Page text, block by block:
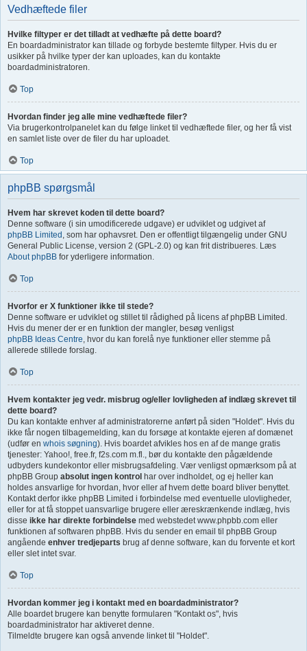
Vedhæftede filer
Hvilke filtyper er det tilladt at vedhæfte på dette board?
En boardadministrator kan tillade og forbyde bestemte filtyper. Hvis du er
usikker på hvilke typer der kan uploades, kan du kontakte
boardadministratoren.
Top
Hvordan finder jeg alle mine vedhæftede filer?
Via brugerkontrolpanelet kan du følge linket til vedhæftede filer, og her få vist
en samlet liste over de filer du har uploadet.
Top
phpBB spørgsmål
Hvem har skrevet koden til dette board?
Denne software (i sin umodificerede udgave) er udviklet og udgivet af
phpBB Limited , som har ophavsret. Den er offentligt tilgængelig under GNU
General Public License, version 2 (GPL-2.0) og kan frit distribueres. Læs
About phpBB for yderligere information.
Top
Hvorfor er X funktioner ikke til stede?
Denne software er udviklet og stillet til rådighed på licens af phpBB Limited.
Hvis du mener der er en funktion der mangler, besøg venligst
phpBB Ideas Centre, hvor du kan forelå nye funktioner eller stemme på
allerede stillede forslag.
Top
Hvem kontakter jeg vedr. misbrug og/eller lovligheden af indlæg skrevet til
dette board?
Du kan kontakte enhver af administratorerne anført på siden "Holdet". Hvis du
ikke får nogen tilbagemelding, kan du forsøge at kontakte ejeren af domænet
(udfør en whois søgning). Hvis boardet afvikles hos en af de mange gratis
tjenester: Yahoo!, free.fr, f2s.com m.fl., bør du kontakte den pågældende
udbyders kundekontor eller misbrugsafdeling. Vær venligst opmærksom på at
phpBB Group absolut ingen kontrol har over indholdet, og ej heller kan
holdes ansvarlige for hvordan, hvor eller af hvem dette board bliver benyttet.
Kontakt derfor ikke phpBB Limited i forbindelse med eventuelle ulovligheder,
eller for at få stoppet uansvarlige brugere eller æreskrænkende indlæg, hvis
disse ikke har direkte forbindelse med webstedet www.phpbb.com eller
funktionen af softwaren phpBB. Hvis du sender en email til phpBB Group
angående enhver tredjeparts brug af denne software, kan du forvente et kort
eller slet intet svar.
Top
Hvordan kommer jeg i kontakt med en boardadministrator?
Alle boardet brugere kan benytte formularen "Kontakt os", hvis
boardadministrator har aktiveret denne.
Tilmeldte brugere kan også anvende linket til "Holdet".